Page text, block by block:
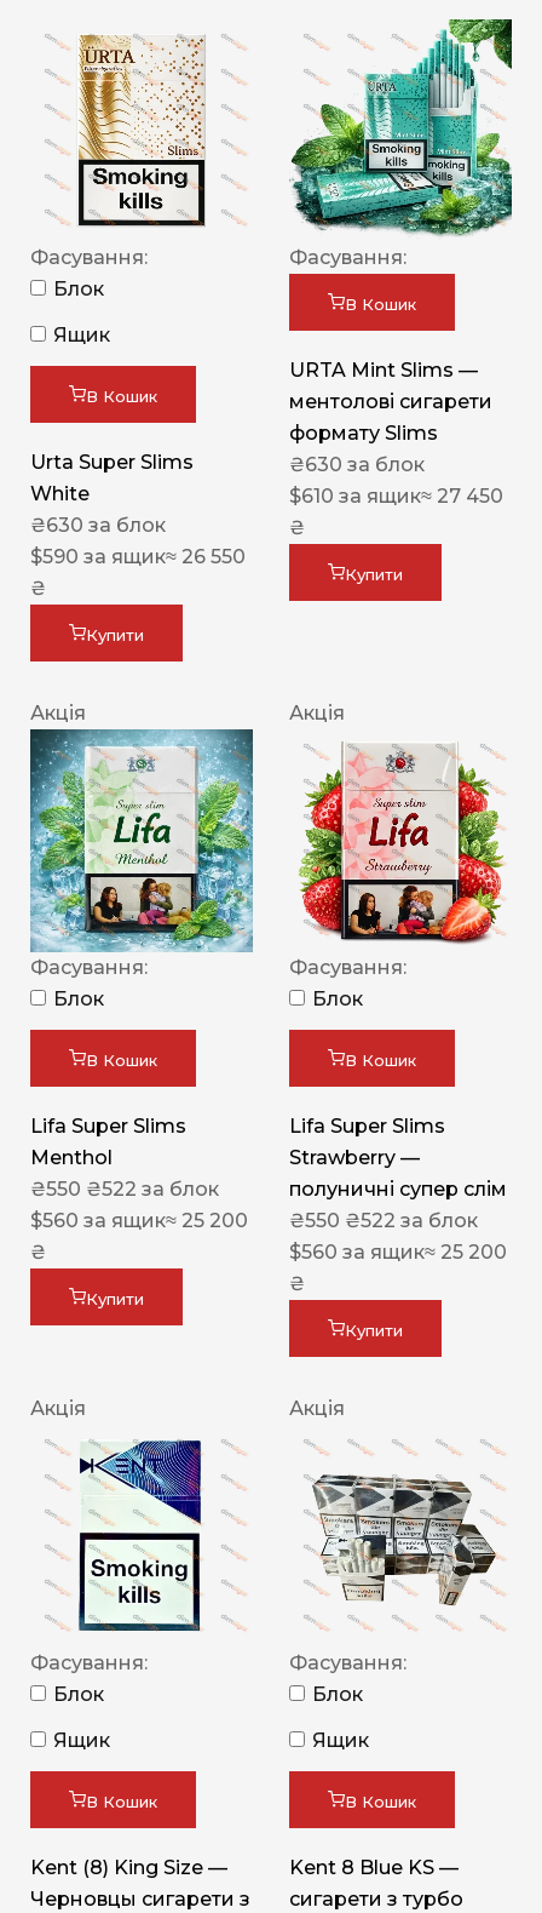
Фасування:
Блок
Ящик
В Кошик
Urta Super Slims
White
₴630 за блок
$590 за ящик≈ 26 550
₴
Купити
Фасування:
В Кошик
URTA Mint Slims —
ментолові сигарети
формату Slims
₴630 за блок
$610 за ящик≈ 27 450
₴
Купити
Акція
Фасування:
Блок
В Кошик
Lifa Super Slims
Menthol
₴550 ₴522 за блок
$560 за ящик≈ 25 200
₴
Купити
Акція
Фасування:
Блок
В Кошик
Lifa Super Slims
Strawberry —
полуничні супер слім
₴550 ₴522 за блок
$560 за ящик≈ 25 200
₴
Купити
Акція
Фасування:
Блок
Ящик
В Кошик
Kent (8) King Size —
Черновцы сигарети з
Акція
Фасування:
Блок
Ящик
В Кошик
Kent 8 Blue KS —
сигарети з турбо